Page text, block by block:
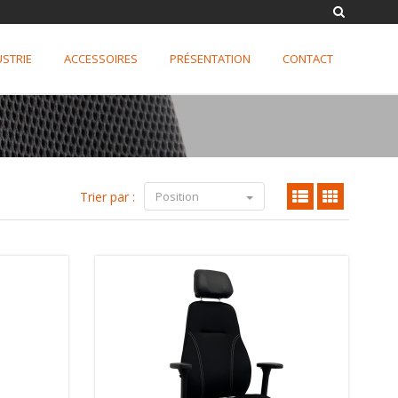
ACCESSOIRES PRÉSENTATION CONTACT
Trier par : Position